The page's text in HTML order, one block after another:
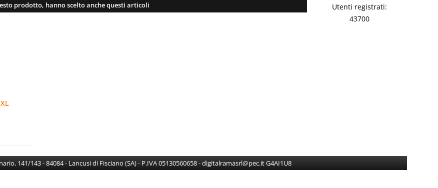
prodotto, hanno scelto anche questi articoli
Utenti registrati:
43700
141/143 - 84084 - Lancusi di Fisciano (SA) - P.IVA 05130560658 - digitalramasrl@pec.it G4AI1U8